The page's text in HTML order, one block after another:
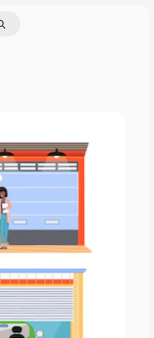
по изображению
Поиск